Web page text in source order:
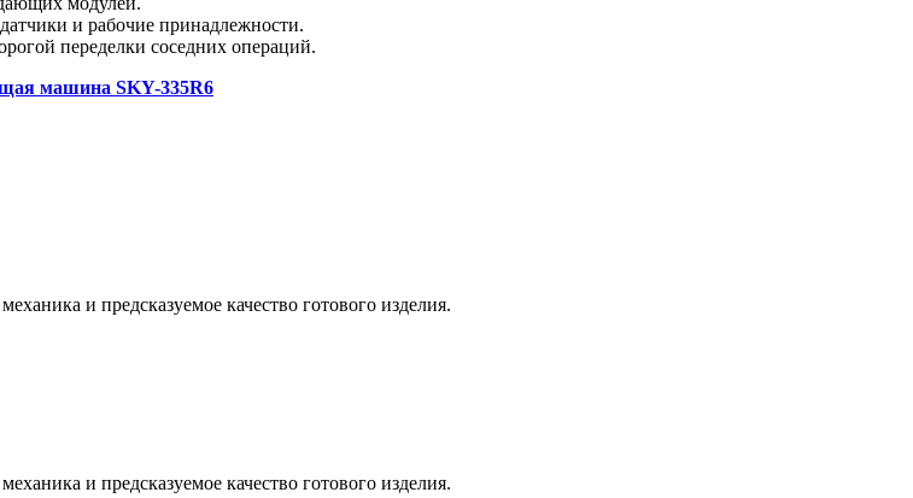
и рабочие принадлежности.
переделки соседних операций.
машина SKY-335R6
и предсказуемое качество готового изделия.
и предсказуемое качество готового изделия.